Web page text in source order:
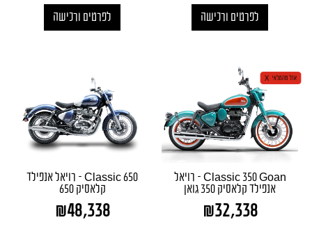
לפרטים ורכישה לפרטים ורכישה
Classic 350 Goan – רויאל
אנפילד קלאסיק 350 גואן
₪32,338
Classic 650 – רויאל אנפילד
קלאסיק 650
₪48,338